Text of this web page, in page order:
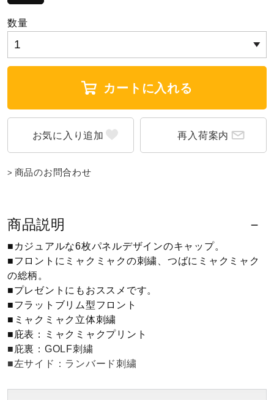
ワーキング
ライフスタイルグッズ
インナー
アウトドア／レイン
サポーター
健康／エクササイズ
ジュニア／キッズ
数量
カートに入れる
再入荷案内
商品のお問合わせ
商品説明
■カジュアルな6枚パネルデザインのキャップ。
■フロントにミャクミャクの刺繍、つばにミャクミャク
の総柄。
■プレゼントにもおススメです。
■フラットブリム型フロント
■ミャクミャク立体刺繍
■庇表：ミャクミャクプリント
■庇裏：GOLF刺繍
■左サイド：ランバード刺繍